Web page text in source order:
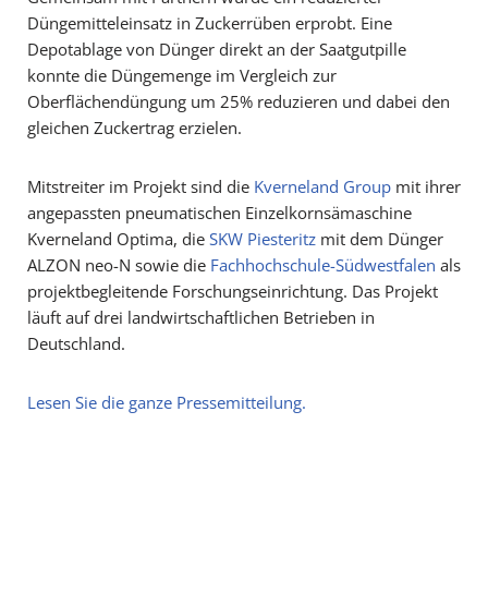
Düngemitteleinsatz in Zuckerrüben erprobt. Eine
Depotablage von Dünger direkt an der Saatgutpille
konnte die Düngemenge im Vergleich zur
Oberflächendüngung um 25% reduzieren und dabei den
gleichen Zuckertrag erzielen.
Mitstreiter im Projekt sind die Kverneland Group mit ihrer
angepassten pneumatischen Einzelkornsämaschine
Kverneland Optima, die SKW Piesteritz mit dem Dünger
ALZON neo-N sowie die Fachhochschule-Südwestfalen als
projektbegleitende Forschungseinrichtung. Das Projekt
läuft auf drei landwirtschaftlichen Betrieben in
Deutschland.
Lesen Sie die ganze Pressemitteilung.